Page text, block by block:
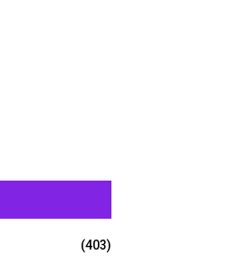
(403)